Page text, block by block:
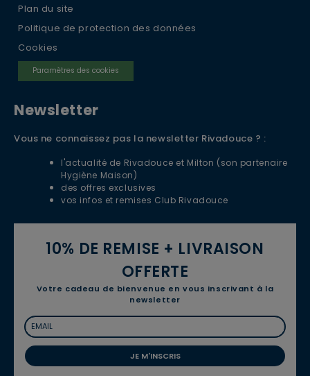
Plan du site
Politique de protection des données
Cookies
Paramètres des cookies
Newsletter
Vous ne connaissez pas la newsletter Rivadouce ? :
l'actualité de Rivadouce et Milton (son partenaire
Hygiène Maison)
des offres exclusives
vos infos et remises Club Rivadouce
10% DE REMISE + LIVRAISON
OFFERTE
Votre cadeau de bienvenue en vous inscrivant à la
newsletter
JE M'INSCRIS